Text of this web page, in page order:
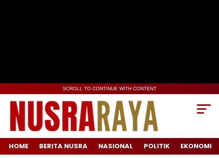
SCROLL TO CONTINUE WITH CONTENT
HOME BERITA NUSRA NASIONAL POLITIK EKONOMI